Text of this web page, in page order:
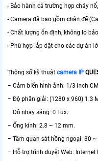
- Bảo hành cả trường hợp cháy
- Camera đã bao gồm chân đế
- Chất lượng ổn định, không lo
- Phù hợp lắp đặt cho các dự án
Thông số kỹ thuật camera IP
– Cảm biến hình ảnh: 1/3 inch
– Độ phân giải: (1280 x 960) 1.3
– Độ nhạy sáng: 0 Lux.
– Ống kính: 2.8 ~ 12 mm.
– Tầm quan sát hồng ngoại: 30 ~
– Hỗ trợ trình duyệt Web: Internet